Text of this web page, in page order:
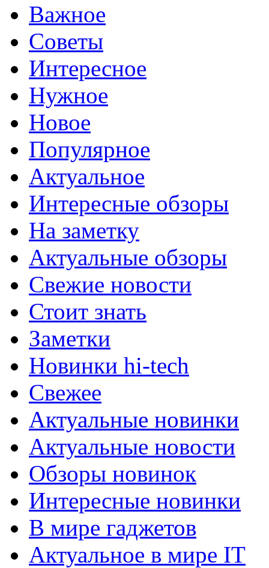
Важное
Советы
Интересное
Нужное
Новое
Популярное
Актуальное
Интересные обзоры
На заметку
Актуальные обзоры
Свежие новости
Стоит знать
Заметки
Новинки hi-tech
Свежее
Актуальные новинки
Актуальные новости
Обзоры новинок
Интересные новинки
В мире гаджетов
Актуальное в мире IT